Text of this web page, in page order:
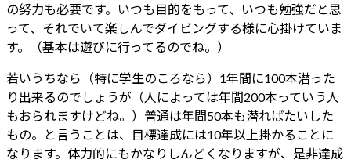
の努力も必要です。いつも目的をもって、いつも勉強だと思
って、それでいて楽しんでダイビングする様に心掛けていま
す。（基本は遊びに行ってるのでね。）
若いうちなら（特に学生のころなら）1年間に100本潜った
り出来るのでしょうが（人によっては年間200本っていう人
もおられますけどね。）普通は年間50本も潜ればたいした
もの。と言うことは、目標達成には10年以上掛かることに
なります。体力的にもかなりしんどくなりますが、是非達成